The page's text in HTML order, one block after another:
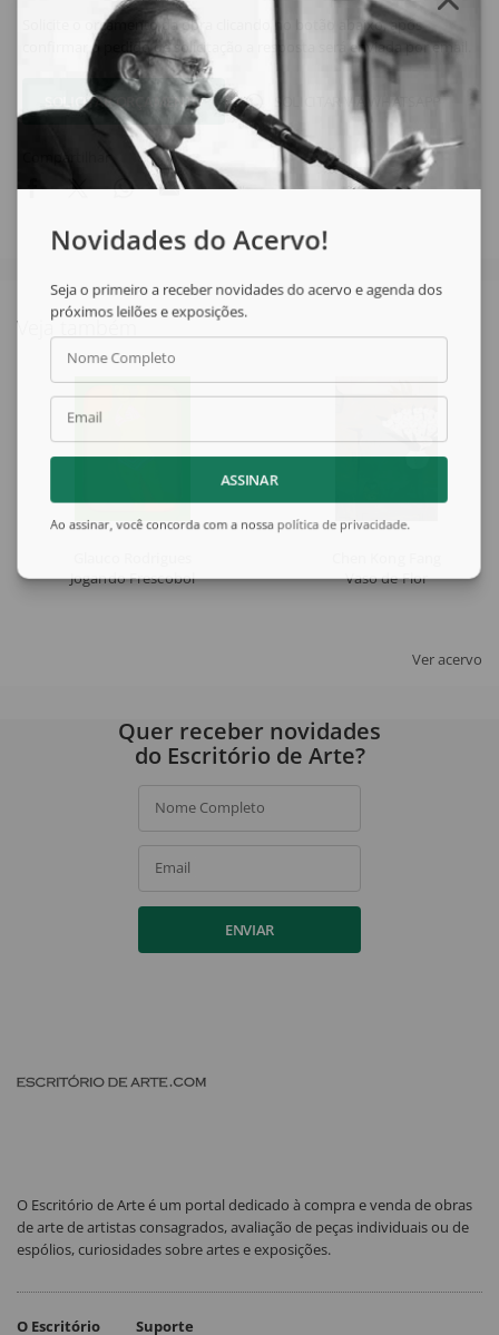
Solicite o orçamento da obra clicando no botão abaixo, após
confirmar o pedido de solicitação a resposta será enviada por email.
SOLICITAR ORÇAMENTO SOLICITAR VIA WHATSAPP
Compartilhar
Veja também
Jogando Frescobol
Vaso de Flor
Ver acervo
Novidades do Acervo!
Seja o primeiro a receber novidades do acervo e agenda dos
próximos leilões e exposições.
Nome Completo
Email
ASSINAR
Ao assinar, você concorda com a nossapolítica de privacidade.
Quer receber novidades
do Escritório de Arte?
Nome Completo
Email
ENVIAR
O Escritório de Arte é um portal dedicado à compra e venda de obras
de arte de artistas consagrados, avaliação de peças individuais ou de
espólios, curiosidades sobre artes e exposições.
O Escritório Suporte